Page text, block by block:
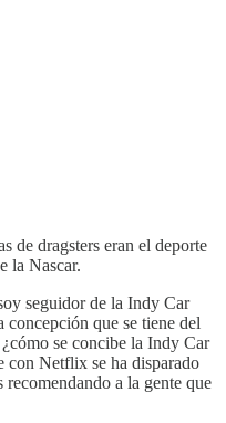
de dragsters eran el deporte
la Nascar.
seguidor de la Indy Car
concepción que se tiene del
se concibe la Indy Car
con Netflix se ha disparado
a la gente que